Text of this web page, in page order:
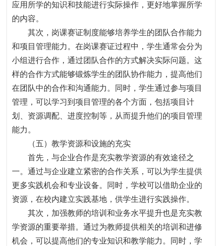
应用所学的知识和技能进行实际操作，更好地掌握所学
的内容。
其次，岗课赛证制度能够培养学生的团队合作能力
和项目管理能力。在岗课赛证过程中，学生通常会分为
小组进行合作，通过团队合作的方式解决实际问题。这
样的合作方式能够锻炼学生的团队协作能力，提高他们
在团队中的合作和沟通能力。同时，学生通过参与项目
管理，可以学习到项目管理的各个方面，包括项目计
划、资源调配、进度控制等，从而提升他们的项目管理
能力。
（五）教学资源和设施的充实
首先，与企业合作是充实教学资源的有效途径之
一。通过与企业建立紧密的合作关系，可以为学生提供
更多实践机会和专业设备。同时，学校可以借助企业的
资源，在校内建立实践基地，供学生进行实践操作。
其次，加强教师的培训和业务水平提升也是充实教
学资源的重要举措。通过为教师提供相关的培训和进修
机会，可以提高他们的专业知识和教学能力。同时，学